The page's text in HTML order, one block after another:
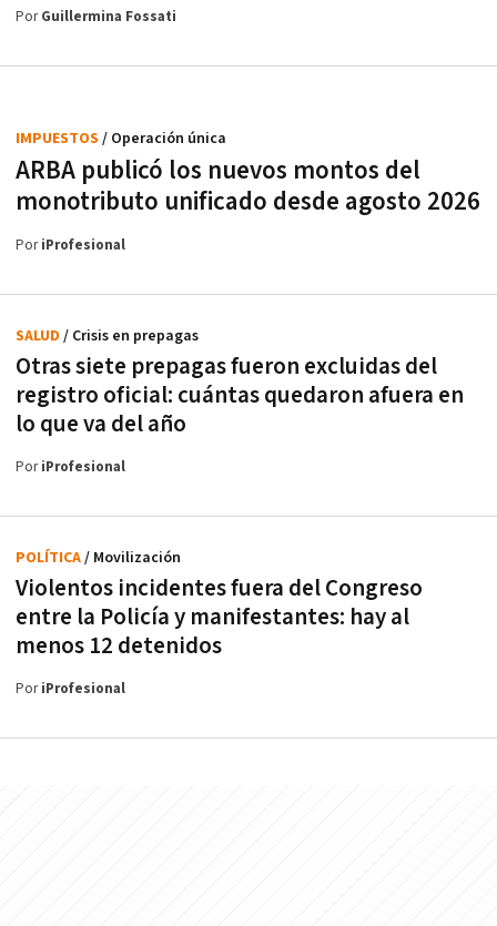
PorGuillermina Fossati
ARBA publicó los nuevos montos del
monotributo unificado desde agosto 2026
IMPUESTOS / Operación única
PoriProfesional
Otras siete prepagas fueron excluidas del
registro oficial: cuántas quedaron afuera en
lo que va del año
SALUD / Crisis en prepagas
PoriProfesional
Violentos incidentes fuera del Congreso
entre la Policía y manifestantes: hay al
menos 12 detenidos
POLÍTICA/ Movilización
PoriProfesional